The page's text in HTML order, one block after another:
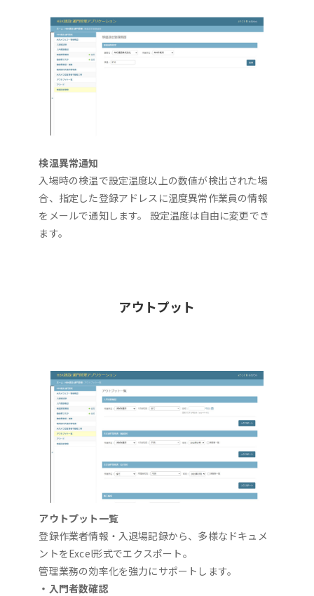
検温異常通知
入場時の検温で設定温度以上の数値が検出された場
合、指定した登録アドレスに温度異常作業員の情報
をメールで通知します。 設定温度は自由に変更でき
ます。
アウトプット
アウトプット一覧
登録作業者情報・入退場記録から、多様なドキュメ
ントをExcel形式でエクスポート。
管理業務の効率化を強力にサポートします。
・入門者数確認